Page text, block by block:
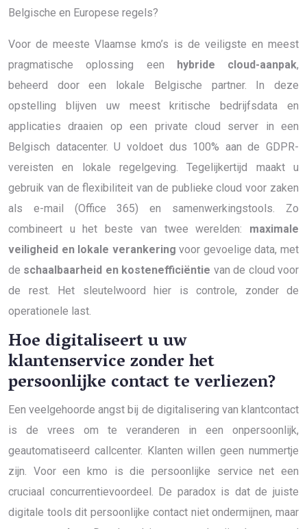
Belgische en Europese regels?
Voor de meeste Vlaamse kmo’s is de veiligste en meest
pragmatische oplossing een
hybride cloud-aanpak,
beheerd door een lokale Belgische partner. In deze
opstelling blijven uw meest kritische bedrijfsdata en
applicaties draaien op een private cloud server in een
Belgisch datacenter. U voldoet dus 100% aan de GDPR-
vereisten en lokale regelgeving. Tegelijkertijd maakt u
gebruik van de flexibiliteit van de publieke cloud voor zaken
als e-mail (Office 365) en samenwerkingstools. Zo
combineert u het beste van twee werelden: maximale
veiligheid en lokale verankering voor gevoelige data, met
de schaalbaarheid en kostenefficiëntie van de cloud voor
de rest. Het sleutelwoord hier is controle, zonder de
operationele last.
Hoe digitaliseert u uw
klantenservice zonder het
persoonlijke contact te verliezen?
Een veelgehoorde angst bij de digitalisering van klantcontact
is de vrees om te veranderen in een onpersoonlijk,
geautomatiseerd callcenter. Klanten willen geen nummertje
zijn. Voor een kmo is die persoonlijke service net een
cruciaal concurrentievoordeel. De paradox is dat de juiste
digitale tools dit persoonlijke contact niet ondermijnen, maar